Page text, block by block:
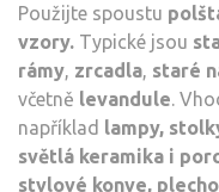
Použijte spoustu
vzory. Typické jsou
rámy, zrcadla, staré
včetně levandule.
například lampy,
světlá keramika i
stylové konve,